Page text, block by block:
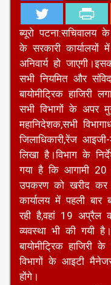
ब्यूरो
के सरकारी कार्यालयों
अनिवार्य हो
सभी नियमित और
बायोमीट्रिक हाजिरी
सभी विभागों के अपर
महानिदेशक,सभी
जिलाधिकारी,रेंज
लिखा है।विभाग के
गया है कि आगामी 20
उपकरण को खरीद कर
कार्यालय में पहली बार
रही है,वहां 19 अप्रैल
व्यवस्था भी की गयी
बायोमीट्रिक हाजिरी
विभागों के आइटी
होंगे।